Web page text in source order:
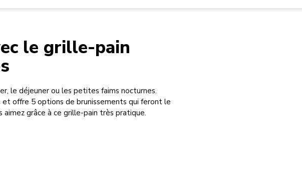
le grille-pain
le déjeuner ou les petites faims nocturnes.
offre 5 options de brunissements qui feront le
grâce à ce grille-pain très pratique.